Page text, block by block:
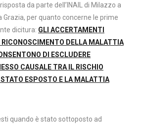
da parte dell’INAIL di Milazzo a
Grazia, per quanto concerne le prime
dicitura: GLI ACCERTAMENTI
RICONOSCIMENTO DELLA MALATTIA
DI ESCLUDERE
CAUSALE TRA IL RISCHIO
STATO ESPOSTO E LA MALATTIA
quando è stato sottoposto ad